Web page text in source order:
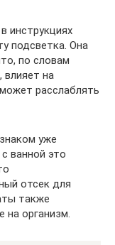
инструкциях
подсветка. Она
по словам
влияет на
расслаблять
уже
ванной это
отсек для
также
на организм.